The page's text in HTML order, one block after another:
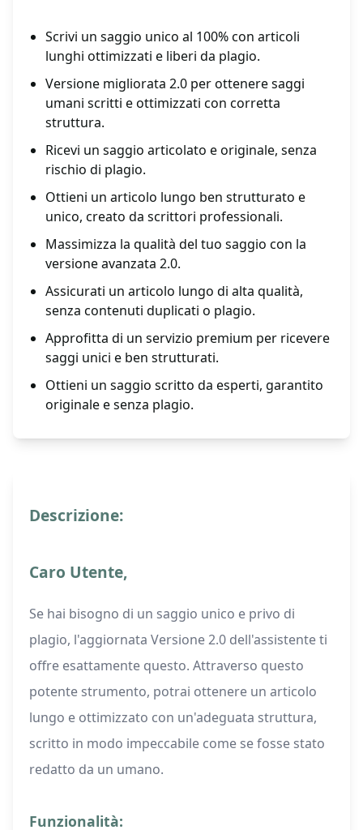
Scrivi un saggio unico al 100% con articoli
lunghi ottimizzati e liberi da plagio.
Versione migliorata 2.0 per ottenere saggi
umani scritti e ottimizzati con corretta
struttura.
Ricevi un saggio articolato e originale, senza
rischio di plagio.
Ottieni un articolo lungo ben strutturato e
unico, creato da scrittori professionali.
Massimizza la qualità del tuo saggio con la
versione avanzata 2.0.
Assicurati un articolo lungo di alta qualità,
senza contenuti duplicati o plagio.
Approfitta di un servizio premium per ricevere
saggi unici e ben strutturati.
Ottieni un saggio scritto da esperti, garantito
originale e senza plagio.
Descrizione:
Caro Utente,
Se hai bisogno di un saggio unico e privo di
plagio, l'aggiornata Versione 2.0 dell'assistente ti
offre esattamente questo. Attraverso questo
potente strumento, potrai ottenere un articolo
lungo e ottimizzato con un'adeguata struttura,
scritto in modo impeccabile come se fosse stato
redatto da un umano.
Funzionalità: